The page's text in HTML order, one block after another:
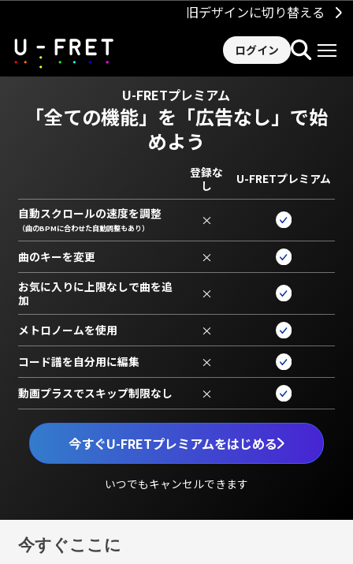
旧デザインに切り替える
ログイン
U-FRETプレミアム
「全ての機能」を 「広告なし」で始
めよう
今すぐU-FRETプレミアムをはじめる
いつでもキャンセルできます
登録な
し
U-FRETプレミアム
自動スクロールの速度を調整
（曲のBPMに合わせた自動調整もあり） ×
曲のキーを変更 ×
お気に入りに上限なしで曲を追
加
×
メトロノームを使用 ×
コード譜を自分用に編集 ×
動画プラスでスキップ制限なし ×
今すぐここに